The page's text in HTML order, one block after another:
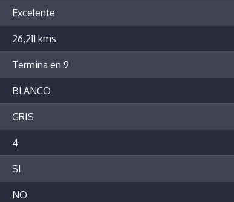
Excelente
26,211 kms
Termina en 9
BLANCO
GRIS
4
SI
NO